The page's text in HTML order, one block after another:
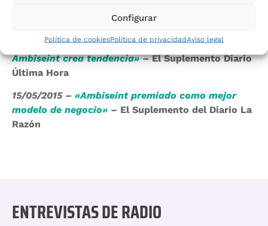
Configurar
Política de cookiesPolítica de privacidadAviso legal
Periódico del Diario de Ibiza
06/05/2016 –«El aroma de Eivissa con
Ambiseint crea tendencia»– El Suplemento Diario
Última Hora
15/05/2015 – «Ambiseint premiado como mejor
modelo de negocio» – El Suplemento del Diario La
Razón
ENTREVISTAS DE RADIO